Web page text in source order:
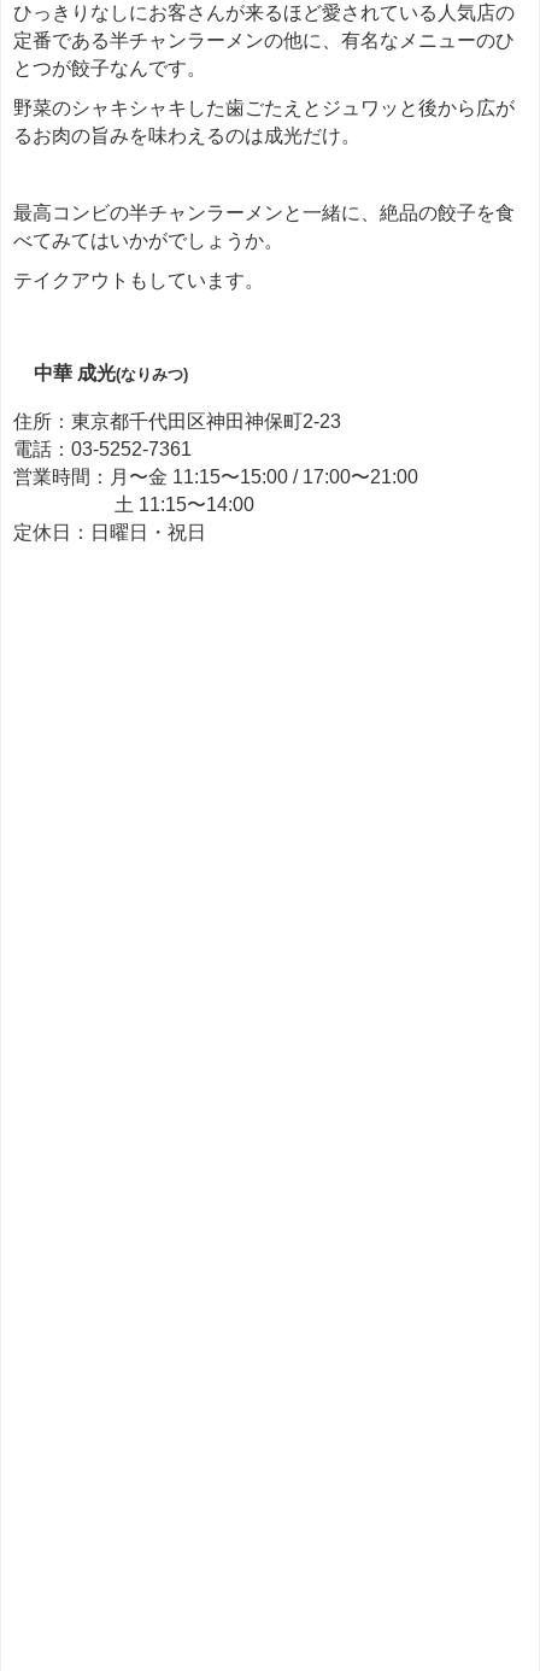
ひっきりなしにお客さんが来るほど愛されている人気店の
定番である半チャンラーメンの他に、有名なメニューのひ
とつが餃子なんです。
野菜のシャキシャキした歯ごたえとジュワッと後から広が
るお肉の旨みを味わえるのは成光だけ。
最高コンビの半チャンラーメンと一緒に、絶品の餃子を食
べてみてはいかがでしょうか。
テイクアウトもしています。
中華 成光(なりみつ)
住所：東京都千代田区神田神保町2-23
電話：03-5252-7361
営業時間：月〜金 11:15〜15:00 / 17:00〜21:00
土 11:15〜14:00
定休日：日曜日・祝日